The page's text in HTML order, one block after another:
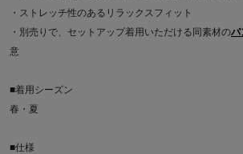
・ストレッチ性のあるリラックスフィット
・別売りで、セットアップ着用いただける同素材のパ
意
■着用シーズン
春・夏
■仕様